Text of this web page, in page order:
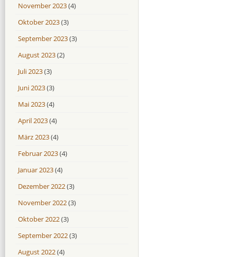
November 2023(4)
Oktober 2023(3)
September 2023(3)
August 2023(2)
Juli 2023(3)
Juni 2023(3)
Mai 2023(4)
April 2023(4)
März 2023(4)
Februar 2023(4)
Januar 2023(4)
Dezember 2022(3)
November 2022(3)
Oktober 2022(3)
September 2022(3)
August 2022(4)